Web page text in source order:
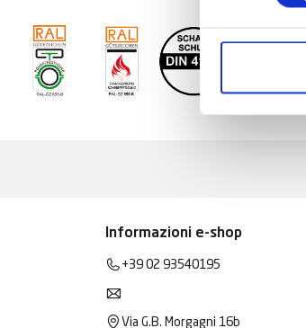
Informazioni e-shop
+39 02 93540195
Via G.B. Morgagni 16b